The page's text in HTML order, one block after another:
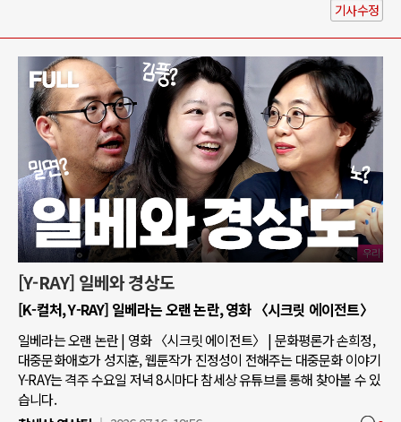
기사수정
[Y-RAY] 일베와 경상도
[K-컬처, Y-RAY] 일베라는 오랜 논란, 영화 〈시크릿 에이전트〉
일베라는 오랜 논란 | 영화 〈시크릿 에이전트〉 | 문화평론가 손희정,
대중문화애호가 성지훈, 웹툰작가 진정성이 전해주는 대중문화 이야기
Y-RAY는 격주 수요일 저녁 8시마다 참세상 유튜브를 통해 찾아볼 수 있
습니다.